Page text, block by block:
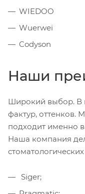
WIEDOO
Wuerwei
Codyson
Наши
Широкий выбор. В
фактур, оттенков.
подходит именно
Наша компания
Siger;